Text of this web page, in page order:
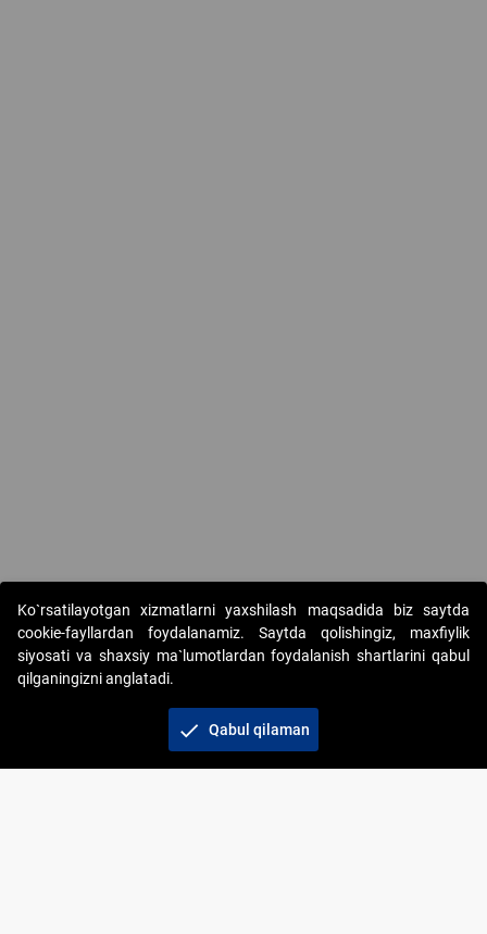
Copyright © 2017-2026. "Elektron onlayn-auksionlarni
tashkil etish" AJ. Barcha huquqlar himoyalangan
Ko`rsatilayotgan xizmatlarni yaxshilash maqsadida biz saytda
cookie-fayllardan foydalanamiz. Saytda qolishingiz, maxfiylik
siyosati va shaxsiy ma`lumotlardan foydalanish shartlarini qabul
qilganingizni anglatadi.
check Qabul qilaman